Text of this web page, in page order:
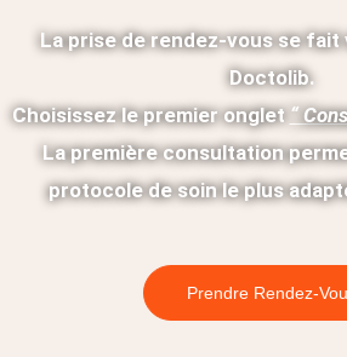
La prise de rendez-vous se fait
Doctolib.
Choisissez le premier onglet “
La première consultation
protocole de soin le plus
Prendre Rendez-